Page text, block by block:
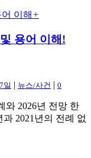
+
용어 이해!
일 | 뉴스/사건 | 0
와 2026년 전망 한
2021년의 전례 없